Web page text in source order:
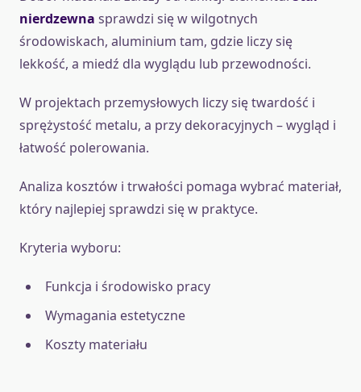
nierdzewna sprawdzi się w wilgotnych
środowiskach, aluminium tam, gdzie liczy się
lekkość, a miedź dla wyglądu lub przewodności.
W projektach przemysłowych liczy się twardość i
sprężystość metalu, a przy dekoracyjnych – wygląd i
łatwość polerowania.
Analiza kosztów i trwałości pomaga wybrać materiał,
który najlepiej sprawdzi się w praktyce.
Kryteria wyboru:
Funkcja i środowisko pracy
Wymagania estetyczne
Koszty materiału